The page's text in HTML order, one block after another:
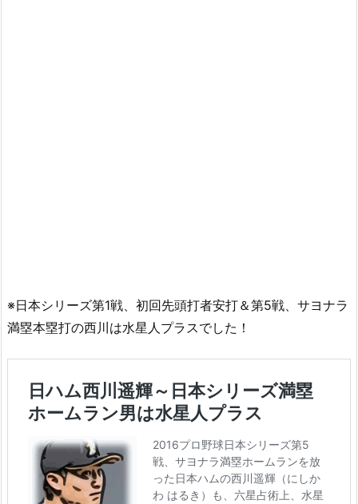
※日本シリーズ第1戦、初回先頭打者安打＆第5戦、サヨナラ
満塁本塁打の西川は水星人プラスでした！